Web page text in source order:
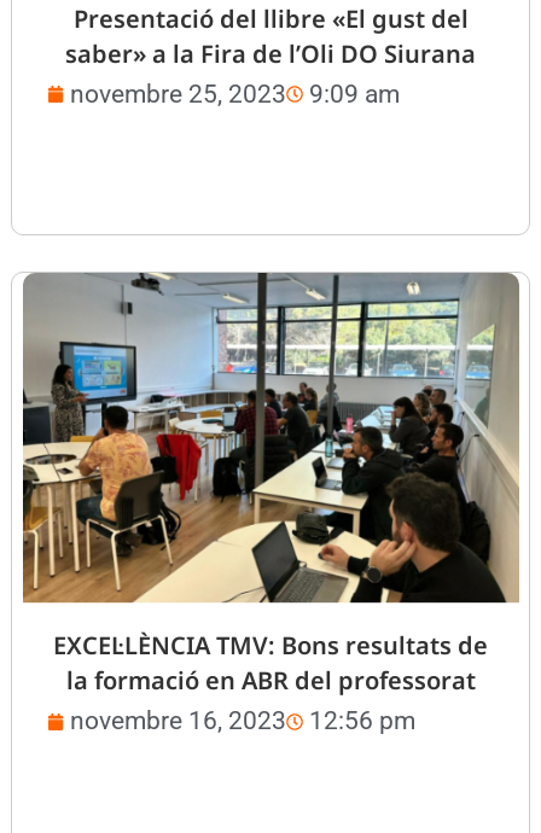
Presentació del llibre «El gust del
saber» a la Fira de l’Oli DO Siurana
novembre 25, 2023 9:09 am
EXCEL·LÈNCIA TMV: Bons resultats de
la formació en ABR del professorat
novembre 16, 2023 12:56 pm